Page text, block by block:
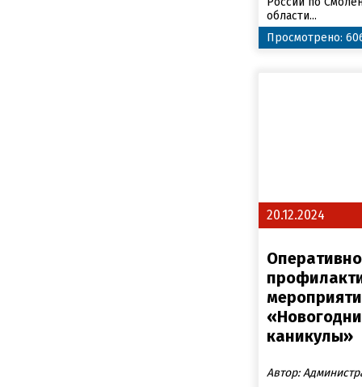
области...
Просмотрено:
20.12.2024
каникулы»
Автор: